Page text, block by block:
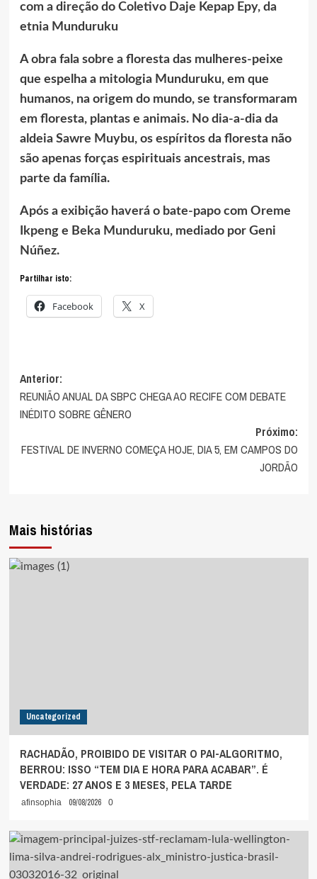
com a direção do Coletivo Daje Kepap Epy, da
etnia Munduruku
A obra fala sobre a floresta das mulheres-peixe
que espelha a mitologia Munduruku, em que
humanos, na origem do mundo, se transformaram
em floresta, plantas e animais. No dia-a-dia da
aldeia Sawre Muybu, os espíritos da floresta não
são apenas forças espirituais ancestrais, mas
parte da família.
Após a exibição haverá o bate-papo com Oreme
Ikpeng e Beka Munduruku, mediado por Geni
Núñez.
Partilhar isto:
Facebook X
Navegação
de
artigos
Anterior:
REUNIÃO ANUAL DA SBPC CHEGA AO RECIFE COM DEBATE
INÉDITO SOBRE GÊNERO
Próximo:
FESTIVAL DE INVERNO COMEÇA HOJE, DIA 5, EM CAMPOS DO
JORDÃO
Mais histórias
Uncategorized
RACHADÃO, PROIBIDO DE VISITAR O PAI-ALGORITMO,
BERROU: ISSO “TEM DIA E HORA PARA ACABAR”. É
VERDADE: 27 ANOS E 3 MESES, PELA TARDE
afinsophia 09/08/2026 0